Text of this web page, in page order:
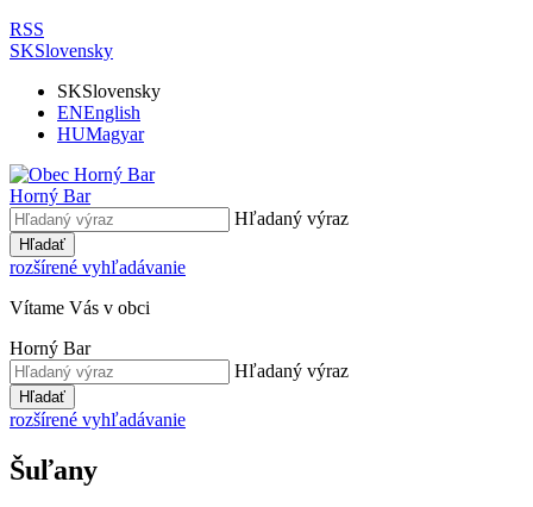
RSS
SKSlovensky
SKSlovensky
ENEnglish
HUMagyar
Horný Bar
Hľadaný výraz
Hľadať
rozšírené vyhľadávanie
Vítame Vás v obci
Horný Bar
Hľadaný výraz
Hľadať
rozšírené vyhľadávanie
Šuľany